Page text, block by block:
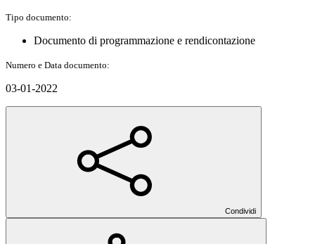
Tipo documento:
Documento di programmazione e rendicontazione
Numero e Data documento:
03-01-2022
Condividi